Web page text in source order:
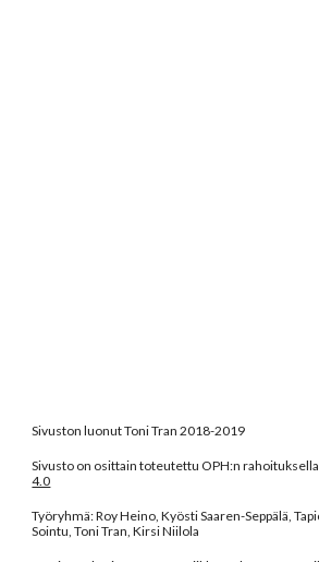
Sivuston luonut Toni Tran 2018-2019
Sivusto on osittain toteutettu OPH:n
4.0
Työryhmä: Roy Heino, Kyösti Saaren-Seppälä,
Sointu, Toni Tran, Kirsi Niilola